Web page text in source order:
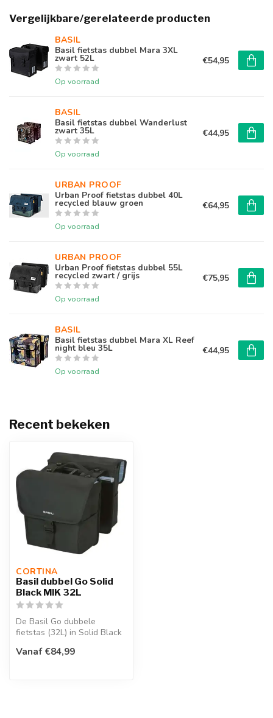
Vergelijkbare/gerelateerde producten
BASIL
Basil fietstas dubbel Mara 3XL
zwart 52L
Op voorraad
€54,95
BASIL
Basil fietstas dubbel Wanderlust
zwart 35L
Op voorraad
€44,95
URBAN PROOF
Urban Proof fietstas dubbel 40L
recycled blauw groen
Op voorraad
€64,95
URBAN PROOF
Urban Proof fietstas dubbel 55L
recycled zwart / grijs
Op voorraad
€75,95
BASIL
Basil fietstas dubbel Mara XL Reef
night bleu 35L
Op voorraad
€44,95
Recent bekeken
CORTINA
Basil dubbel Go Solid
Black MIK 32L
De Basil Go dubbele
fietstas (32L) in Solid Black
bev...
Vanaf €84,99